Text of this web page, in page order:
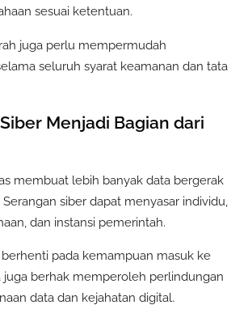
sesuai ketentuan.
juga perlu mempermudah
seluruh syarat keamanan dan tata
Menjadi Bagian dari
membuat lebih banyak data bergerak
siber dapat menyasar individu,
dan instansi pemerintah.
pada kemampuan masuk ke
juga berhak memperoleh perlindungan
data dan kejahatan digital.